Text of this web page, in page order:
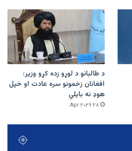
د طالبانو د لوړو زده کړو وزیر:
افغانان زخمونو سره عادت او خپل
هوډ نه بایلي
۲۸ Apr ۲۰۲۶